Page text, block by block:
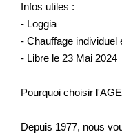
Infos utiles :
- Loggia
- Chauffage individuel
- Libre le 23 Mai 2024
Pourquoi choisir
Depuis 1977, nous